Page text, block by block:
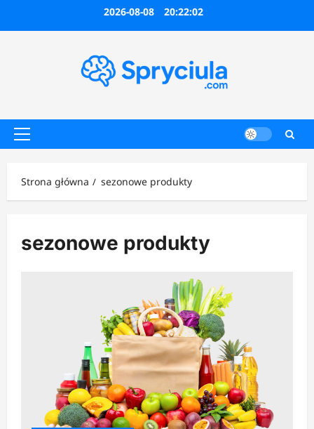
2026-08-08 20:22:02
Menu
Strona główna
sezonowe produkty
sezonowe produkty